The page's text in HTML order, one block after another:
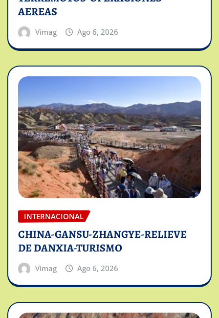
AEREAS
Vimag Ago 6, 2026
INTERNACIONAL
CHINA-GANSU-ZHANGYE-RELIEVE
DE DANXIA-TURISMO
Vimag Ago 6, 2026